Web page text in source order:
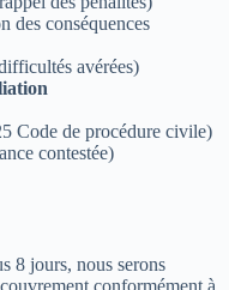
des conséquences
avérées)
Code de procédure civile)
contestée)
8 jours, nous serons
conformément à